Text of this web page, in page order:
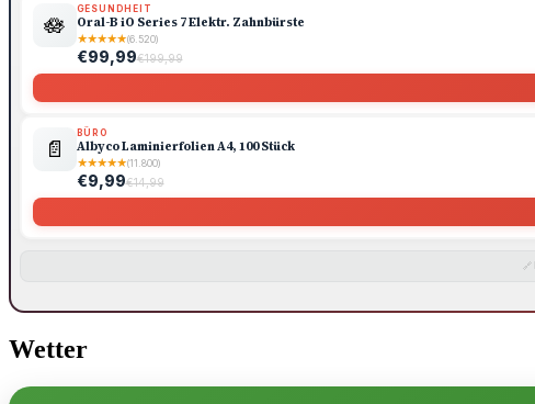
🪷
GESUNDHEIT
Oral-B iO Series 7 Elektr. Zahnbürste
★★★★★(6.520)
€99,99€199,99
📄
BÜRO
Albyco Laminierfolien A4, 100 Stück
★★★★★(11.800)
€9,99€14,99
🔗
Wetter